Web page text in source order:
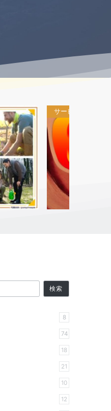
検索
8
74
18
21
10
12